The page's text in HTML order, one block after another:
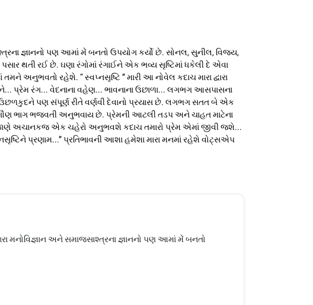
જ્ઞાનનો પણ આમાં મેં બનતો ઉપયોગ કર્યો છે. સોનલ, સુનીલ, વિજય,
થતી રઈ છે. ઘણા રંગોમાં રંગાઈને એક ભવ્ય સૃષ્ટિમાં ધકેલી દે એવા
અનુભવતો રહેશે. “ સ્વપ્નસૃષ્ટિ ” મારી આ નોવેલ કદાચ મારા દ્વારા
પ્રેમ રંગ... વેદનાના વહેણ... ભાવનાના ઉછાળા... લગભગ આસપાસના
પણ સંપૂર્ણ રીતે વર્ણવી દેવાનો પ્રયાસ છે. લગભગ સતત બે એક
ભાગ ભજવતી અનુભવાય છે. પ્રેમની આટલી તડપ અને ચાહત માટેના
અચાનકજ એક ચહેરો અનુભવશે કદાચ તમારો પ્રેમ એમાં જીવી જશે...
પ્રણામ...” પ્રતિભાવની આશા હમેશા મારા મનમાં રહેશે વોટ્સએપ
મનોવિજ્ઞાન અને સમાજસાશ્ત્રના જ્ઞાનનો પણ આમાં મેં બનતો